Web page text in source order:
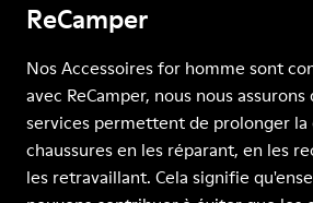
ReCamper
Nos Accessoires for homme sont
avec ReCamper, nous nous
services permettent de prolonger la
chaussures en les réparant, en les
les retravaillant. Cela signifie